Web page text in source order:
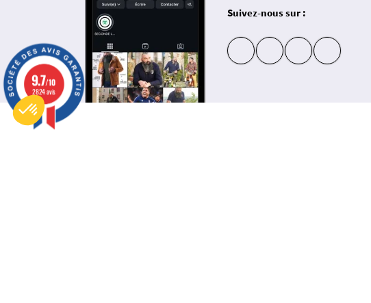
Suivez-nous sur :
insta fb yt in
9.7/10
2824 avis
Axeptio consent
Plateforme de Gestion du Consentement : Personnalisez vos Options
Notre plateforme vous permet d'adapter et de gérer vos paramètres de confidentialité, en garantissant la conformité avec les